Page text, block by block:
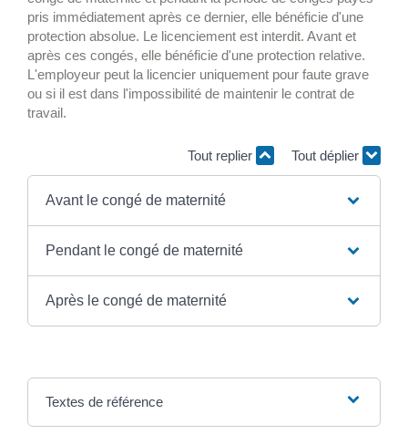
pris immédiatement après ce dernier, elle bénéficie d'une
protection absolue. Le licenciement est interdit. Avant et
après ces congés, elle bénéficie d'une protection relative.
L'employeur peut la licencier uniquement pour faute grave
ou si il est dans l'impossibilité de maintenir le contrat de
travail.
Tout replier Tout déplier
Avant le congé de maternité
Pendant le congé de maternité
Après le congé de maternité
Textes de référence